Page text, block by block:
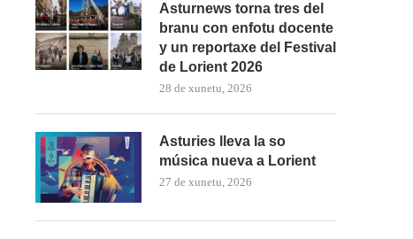
Asturnews torna tres del
branu con enfotu docente
y un reportaxe del Festival
de Lorient 2026
28 de xunetu, 2026
Asturies lleva la so
música nueva a Lorient
27 de xunetu, 2026